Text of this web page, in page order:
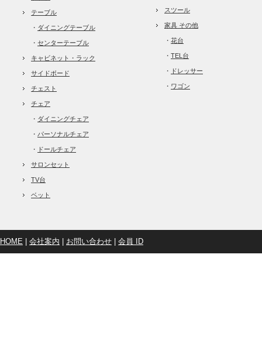
テーブル
・ ダイニングテーブル
・ センターテーブル
キャビネット・ラック
サイドボード
チェスト
チェア
・ ダイニングチェア
・ パーソナルチェア
・ ドールチェア
サロンセット
TV台
ベット
スツール
家具 その他
・ 花台
・ TEL台
・ ドレッサー
・ ワゴン
HOME 会社案内 お問い合わせ 会員 ID